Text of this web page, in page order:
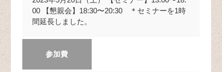
00 【懇親会】18:30〜20:30 ＊セミナーを1時
間延長しました。
参加費